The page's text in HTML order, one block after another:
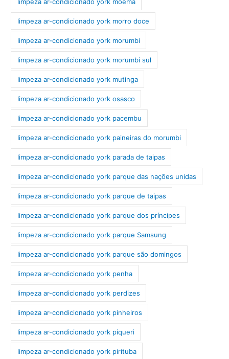
limpeza ar-condicionado york morro doce
limpeza ar-condicionado york morumbi
limpeza ar-condicionado york morumbi sul
limpeza ar-condicionado york mutinga
limpeza ar-condicionado york osasco
limpeza ar-condicionado york pacembu
limpeza ar-condicionado york paineiras do morumbi
limpeza ar-condicionado york parada de taipas
limpeza ar-condicionado york parque das nações unidas
limpeza ar-condicionado york parque de taipas
limpeza ar-condicionado york parque dos príncipes
limpeza ar-condicionado york parque Samsung
limpeza ar-condicionado york parque são domingos
limpeza ar-condicionado york penha
limpeza ar-condicionado york perdizes
limpeza ar-condicionado york pinheiros
limpeza ar-condicionado york piqueri
limpeza ar-condicionado york pirituba